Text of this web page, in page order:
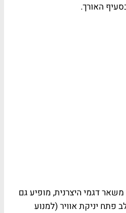
דגמי היצרנית, מופיע גם
פתח יניקת אוויר (למנוע